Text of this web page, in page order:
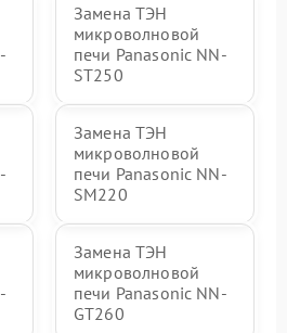
Замена ТЭН
микроволновой
печи Panasonic NN-
ST250
Замена ТЭН
микроволновой
печи Panasonic NN-
SM220
Замена ТЭН
микроволновой
печи Panasonic NN-
GT260